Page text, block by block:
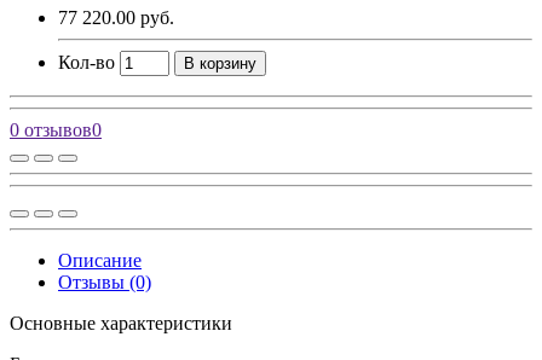
77 220.00 руб.
Кол-во В корзину
0 отзывов0
Описание
Отзывы (0)
Основные характеристики